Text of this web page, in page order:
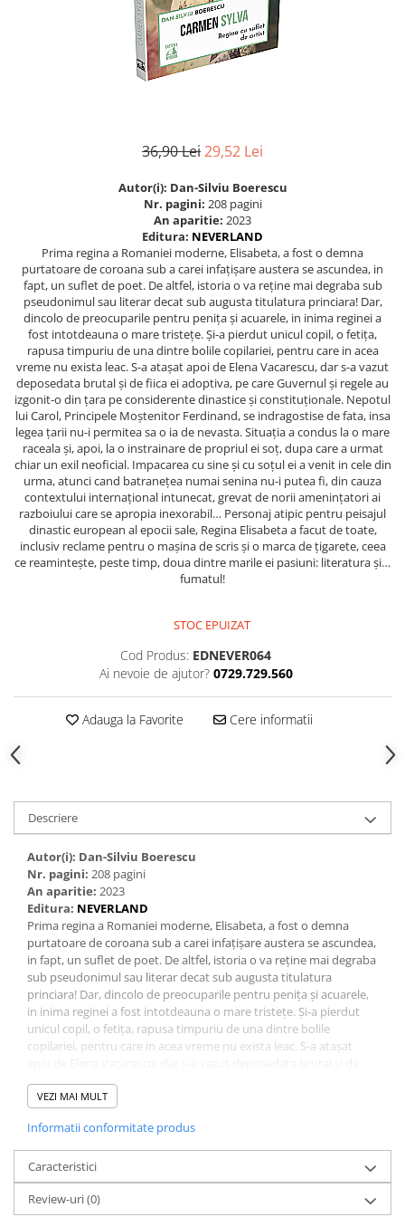
Manuale scolare/Cursuri
Medicină
Poezie
Politică/Geopolitică
Proză
Psihologie
Sociologie
Spiritualitate/Ezoterism
Sport
Stiinte/Educatie
Noutăți
Cărți
Reviste
Evenimentul istoric - editii
36,90 Lei29,52 Lei
Autor(i): Dan-Silviu Boerescu
Nr. pagini: 208 pagini
An aparitie: 2023
Editura: NEVERLAND
Prima regina a Romaniei moderne, Elisabeta, a fost o demna
purtatoare de coroana sub a carei infațișare austera se ascundea, in
fapt, un suflet de poet. De altfel, istoria o va reține mai degraba sub
pseudonimul sau literar decat sub augusta titulatura princiara! Dar,
dincolo de preocuparile pentru penița și acuarele, in inima reginei a
fost intotdeauna o mare tristețe. Și-a pierdut unicul copil, o fetița,
rapusa timpuriu de una dintre bolile copilariei, pentru care in acea
vreme nu exista leac. S-a atașat apoi de Elena Vacarescu, dar s-a vazut
deposedata brutal și de fiica ei adoptiva, pe care Guvernul și regele au
izgonit-o din țara pe considerente dinastice și constituționale. Nepotul
lui Carol, Principele Moștenitor Ferdinand, se indragostise de fata, insa
legea țarii nu-i permitea sa o ia de nevasta. Situația a condus la o mare
raceala și, apoi, la o instrainare de propriul ei soț, dupa care a urmat
chiar un exil neoficial. Impacarea cu sine și cu soțul ei a venit in cele din
urma, atunci cand batranețea numai senina nu-i putea fi, din cauza
contextului internațional intunecat, grevat de norii amenințatori ai
razboiului care se apropia inexorabil… Personaj atipic pentru peisajul
dinastic european al epocii sale, Regina Elisabeta a facut de toate,
inclusiv reclame pentru o mașina de scris și o marca de țigarete, ceea
ce reamintește, peste timp, doua dintre marile ei pasiuni: literatura și…
fumatul!
STOC EPUIZAT
Cod Produs: EDNEVER064
Ai nevoie de ajutor? 0729.729.560
Adauga la Favorite Cere informatii
Descriere
Autor(i): Dan-Silviu Boerescu
Nr. pagini: 208 pagini
An aparitie: 2023
Editura: NEVERLAND
Prima regina a Romaniei moderne, Elisabeta, a fost o demna
purtatoare de coroana sub a carei infațișare austera se ascundea,
in fapt, un suflet de poet. De altfel, istoria o va reține mai degraba
sub pseudonimul sau literar decat sub augusta titulatura
princiara! Dar, dincolo de preocuparile pentru penița și acuarele,
in inima reginei a fost intotdeauna o mare tristețe. Și-a pierdut
unicul copil, o fetița, rapusa timpuriu de una dintre bolile
copilariei, pentru care in acea vreme nu exista leac. S-a atașat
fiica ei adoptiva, pe care Guvernul și regele au izgonit-o din țara
pe considerente dinastice și constituționale. Nepotul lui Carol,
legea țarii nu-i permitea sa o ia de nevasta. Situația a condus la o
mare raceala și, apoi, la o instrainare de propriul ei soț, dupa care
a urmat chiar un exil neoficial. Impacarea cu sine și cu soțul ei a
venit in cele din urma, atunci cand batranețea numai senina nu-i
putea fi, din cauza contextului internațional intunecat, grevat de
VEZI MAI MULT
Informatii conformitate produs
Caracteristici
Review-uri(0)